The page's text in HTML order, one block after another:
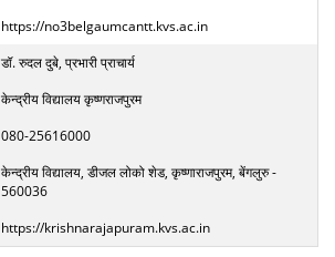
https://no3belgaumcantt.kvs.ac.in
डॉ. रुदल दुबे, प्रभारी प्राचार्य
केन्द्रीय विद्यालय कृष्णराजपुरम
080-25616000
केन्द्रीय विद्यालय, डीजल लोको शेड, कृष्णाराजपुरम, बेंगलुरु -
560036
https://krishnarajapuram.kvs.ac.in